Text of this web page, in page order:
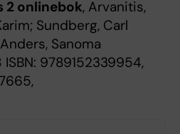
2 onlinebok, Arvanitis,
Sundberg, Carl
Sanoma
9789152339954,